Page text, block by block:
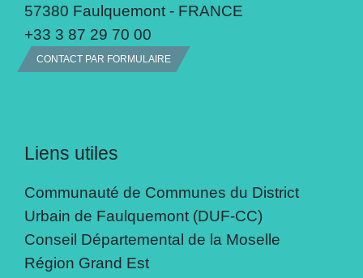
57380 Faulquemont - FRANCE
+33 3 87 29 70 00
CONTACT PAR FORMULAIRE
Liens utiles
Communauté de Communes du District
Urbain de Faulquemont (DUF-CC)
Conseil Départemental de la Moselle
Région Grand Est